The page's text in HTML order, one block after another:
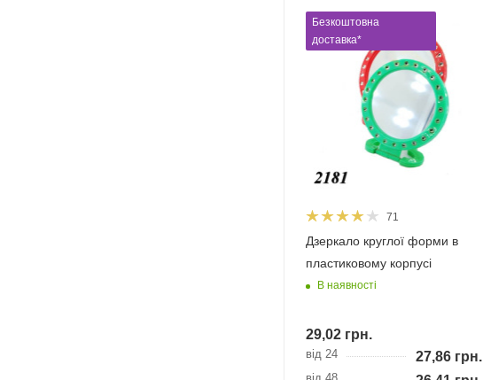
Безкоштовна
доставка*
71
Дзеркало круглої форми в
пластиковому корпусі
В наявності
29,02 грн.
від 24 27,86 грн.
від 48